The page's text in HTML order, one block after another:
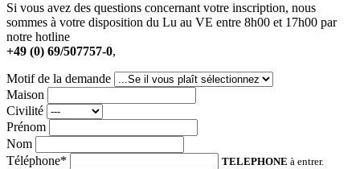
Si vous avez des questions concernant votre inscription, nous
sommes à votre disposition du Lu au VE entre 8h00 et 17h00 par
notre hotline
+49 (0) 69/507757-0,
Motif de la demande
Maison
Civilité
Prénom
Nom
Téléphone*
TELEPHONE à entrer.